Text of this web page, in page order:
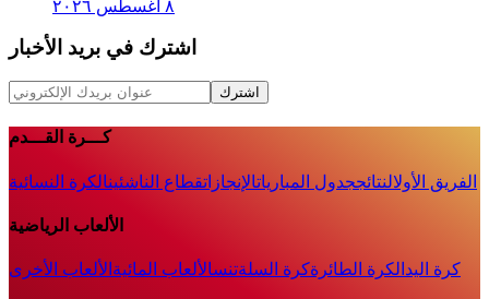
٨ أغسطس ٢٠٢٦
اشترك في بريد الأخبار
اشترك
كـــرة القـــدم
الفريق الأولالنتائججدول المبارياتالإنجازاتقطاع الناشئينالكرة النسائية
الألعاب الرياضية
كرة اليد الكرة الطائرةكرة السلةتنسالألعاب المائية الألعاب الأخرى